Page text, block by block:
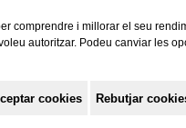
comprendre i millorar el seu
autoritzar. Podeu canviar les
cookies Rebutjar